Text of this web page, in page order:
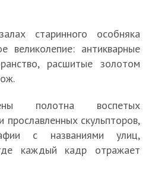
старинного особняка
великолепие: антикварные
расшитые золотом
полотна воспетых
прославленных скульпторов,
с названиями улиц,
каждый кадр отражает